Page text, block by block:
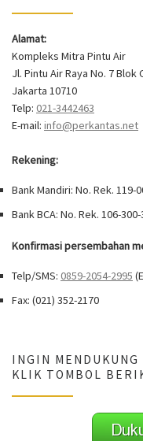
Alamat:
Kompleks Mitra Pintu Air
Jl. Pintu Air Raya No. 7 Blok
Jakarta 10710
Telp: 021-3442463
E-mail: info@perkantas.net
Rekening:
Bank Mandiri: No. Rek. 119-
Bank BCA: No. Rek. 106-
Konfirmasi persembahan
Telp/SMS: 0859-2054-2995
Fax: (021) 352-2170
INGIN MENDUKUNG
KLIK TOMBOL